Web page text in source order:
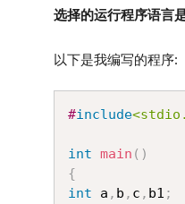
选择的运行程序语言
以下是我编写的程序:
#include
int main ( )
{
int a , b , c , b1 ;